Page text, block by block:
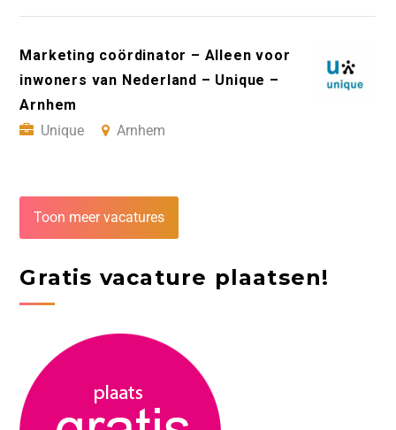
Marketing coördinator – Alleen voor
inwoners van Nederland – Unique –
Arnhem
Unique
Arnhem
Toon meer vacatures
Gratis vacature plaatsen!